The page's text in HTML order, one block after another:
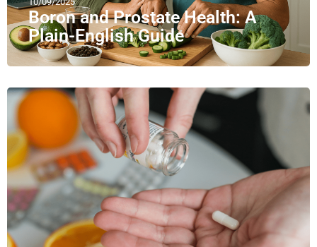
Boron and Prostate Health: A
Plain-English Guide